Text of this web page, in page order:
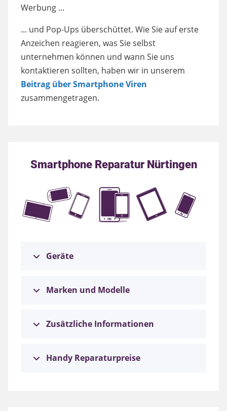
Werbung ...
... und Pop-Ups überschüttet. Wie Sie auf erste
Anzeichen reagieren, was Sie selbst
unternehmen können und wann Sie uns
kontaktieren sollten, haben wir in unserem
Beitrag über Smartphone Viren
zusammengetragen.
Smartphone Reparatur Nürtingen
Geräte
Marken und Modelle
Zusätzliche Informationen
Handy Reparaturpreise